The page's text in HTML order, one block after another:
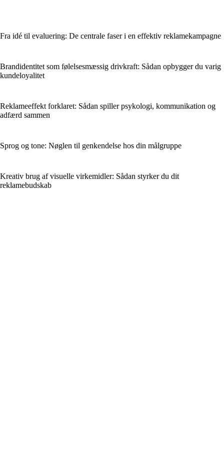
Fra idé til evaluering: De centrale faser i en effektiv reklamekampagne
Brandidentitet som følelsesmæssig drivkraft: Sådan opbygger du varig
kundeloyalitet
Reklameeffekt forklaret: Sådan spiller psykologi, kommunikation og
adfærd sammen
Sprog og tone: Nøglen til genkendelse hos din målgruppe
Kreativ brug af visuelle virkemidler: Sådan styrker du dit
reklamebudskab